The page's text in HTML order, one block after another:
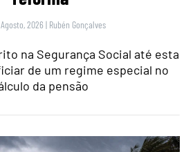
2026 | Rubén Gonçalves
na Segurança Social até esta
de um regime especial no
da pensão